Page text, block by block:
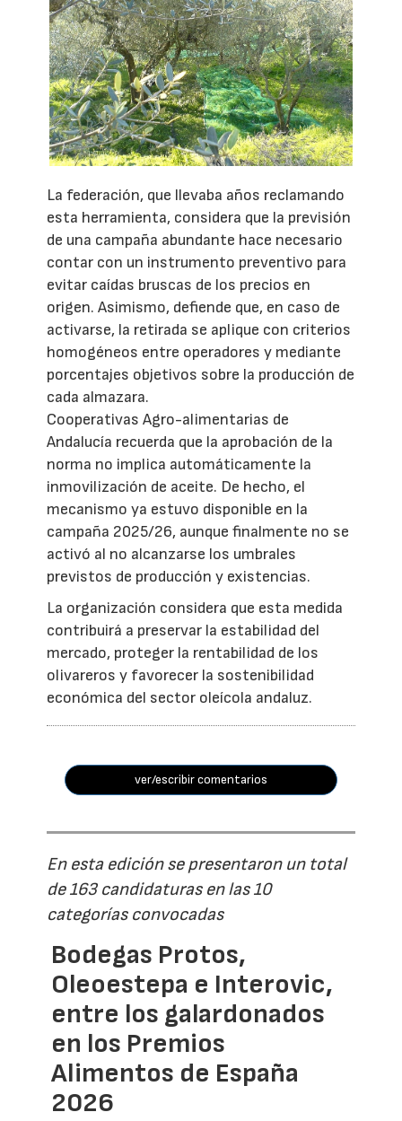
La federación, que llevaba años reclamando
esta herramienta, considera que la previsión
de una campaña abundante hace necesario
contar con un instrumento preventivo para
evitar caídas bruscas de los precios en
origen. Asimismo, defiende que, en caso de
activarse, la retirada se aplique con criterios
homogéneos entre operadores y mediante
porcentajes objetivos sobre la producción de
cada almazara.
Cooperativas Agro-alimentarias de
Andalucía recuerda que la aprobación de la
norma no implica automáticamente la
inmovilización de aceite. De hecho, el
mecanismo ya estuvo disponible en la
campaña 2025/26, aunque finalmente no se
activó al no alcanzarse los umbrales
previstos de producción y existencias.
La organización considera que esta medida
contribuirá a preservar la estabilidad del
mercado, proteger la rentabilidad de los
olivareros y favorecer la sostenibilidad
económica del sector oleícola andaluz.
ver/escribir comentarios
En esta edición se presentaron un total
de 163 candidaturas en las 10
categorías convocadas
Bodegas Protos,
Oleoestepa e Interovic,
entre los galardonados
en los Premios
Alimentos de España
2026